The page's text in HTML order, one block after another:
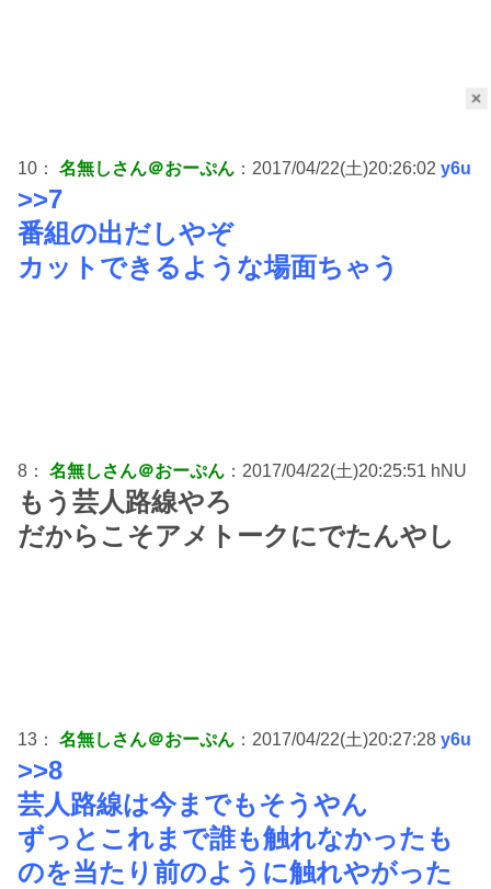
×
10： 名無しさん＠おーぷん ：2017/04/22(土)20:26:02 y6u
>>7
番組の出だしやぞ
カットできるような場面ちゃう
8： 名無しさん＠おーぷん ：2017/04/22(土)20:25:51 hNU
もう芸人路線やろ
だからこそアメトークにでたんやし
13： 名無しさん＠おーぷん ：2017/04/22(土)20:27:28 y6u
>>8
芸人路線は今までもそうやん
ずっとこれまで誰も触れなかったも
のを当たり前のように触れやがった